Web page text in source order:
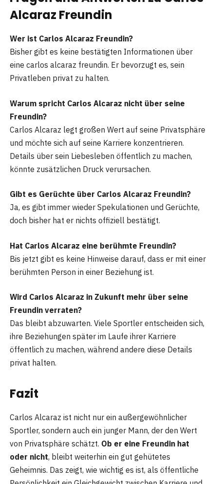
Alcaraz Freundin
Wer ist Carlos Alcaraz Freundin?
Bisher gibt es keine bestätigten Informationen über
eine carlos alcaraz freundin. Er bevorzugt es, sein
Privatleben privat zu halten.
Warum spricht Carlos Alcaraz nicht über seine
Freundin?
Carlos Alcaraz legt großen Wert auf seine Privatsphäre
und möchte sich auf seine Karriere konzentrieren.
Details über sein Liebesleben öffentlich zu machen,
könnte zusätzlichen Druck verursachen.
Gibt es Gerüchte über Carlos Alcaraz Freundin?
Ja, es gibt immer wieder Spekulationen und Gerüchte,
doch bisher hat er nichts offiziell bestätigt.
Hat Carlos Alcaraz eine berühmte Freundin?
Bis jetzt gibt es keine Hinweise darauf, dass er mit einer
berühmten Person in einer Beziehung ist.
Wird Carlos Alcaraz in Zukunft mehr über seine
Freundin verraten?
Das bleibt abzuwarten. Viele Sportler entscheiden sich,
ihre Beziehungen später im Laufe ihrer Karriere
öffentlich zu machen, während andere diese Details
privat halten.
Fazit
Carlos Alcaraz ist nicht nur ein außergewöhnlicher
Sportler, sondern auch ein junger Mann, der den Wert
von Privatsphäre schätzt. Ob er eine Freundin hat
oder nicht, bleibt weiterhin ein gut gehütetes
Geheimnis. Das zeigt, wie wichtig es ist, als öffentliche